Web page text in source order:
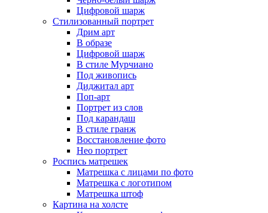
Цифровой шарж
Стилизованный портрет
Дрим арт
В образе
Цифровой шарж
В стиле Мурчиано
Под живопись
Диджитал арт
Поп-арт
Портрет из слов
Под карандаш
В стиле гранж
Восстановление фото
Нео портрет
Роспись матрешек
Матрешка с лицами по фото
Матрешка с логотипом
Матрешка штоф
Картина на холсте